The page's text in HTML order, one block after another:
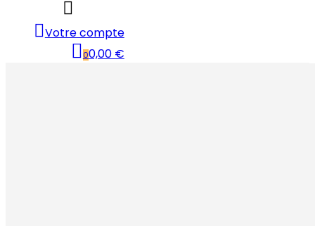
Votre compte
00,00 €